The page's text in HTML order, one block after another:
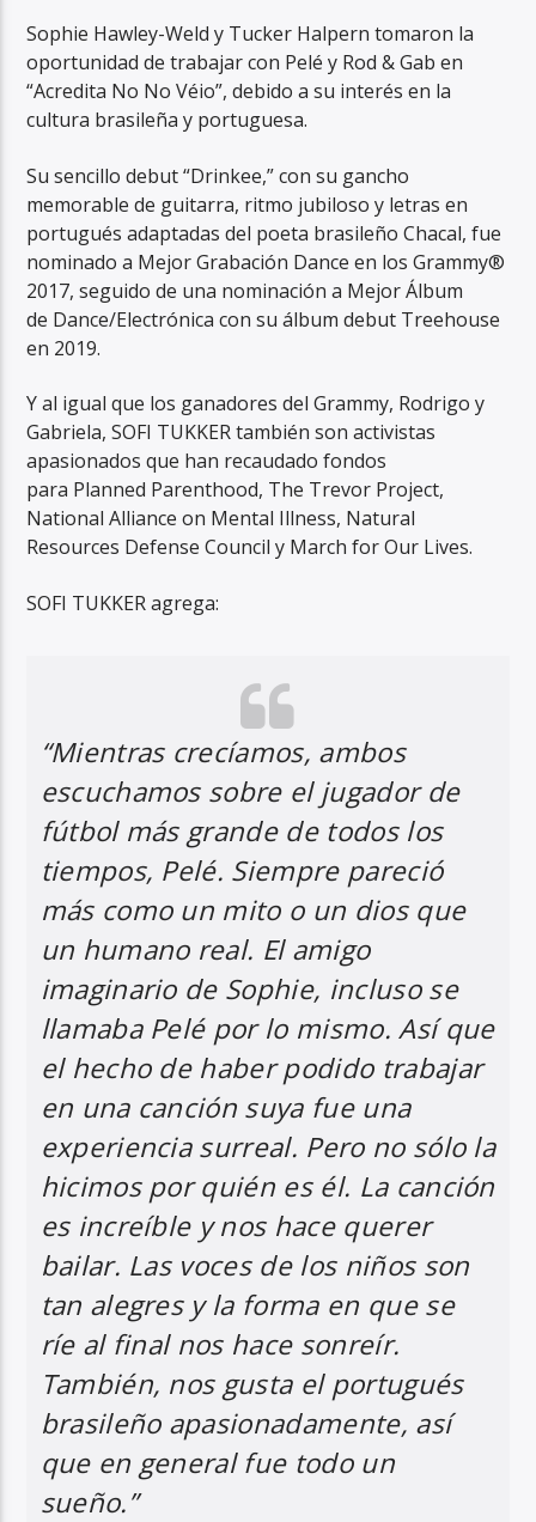
Sophie Hawley-Weld y Tucker Halpern tomaron la
oportunidad de trabajar con Pelé y Rod & Gab en
“Acredita No No Véio”, debido a su interés en la
cultura brasileña y portuguesa.
Su sencillo debut “Drinkee,” con su gancho
memorable de guitarra, ritmo jubiloso y letras en
portugués adaptadas del poeta brasileño Chacal, fue
nominado a Mejor Grabación Dance en los Grammy®
2017, seguido de una nominación a Mejor Álbum
de Dance/Electrónica con su álbum debut Treehouse
en 2019.
Y al igual que los ganadores del Grammy, Rodrigo y
Gabriela, SOFI TUKKER también son activistas
apasionados que han recaudado fondos
para Planned Parenthood, The Trevor Project,
National Alliance on Mental Illness, Natural
Resources Defense Council y March for Our Lives.
SOFI TUKKER agrega:
“Mientras crecíamos, ambos
escuchamos sobre el jugador de
fútbol más grande de todos los
tiempos, Pelé. Siempre pareció
más como un mito o un dios que
un humano real. El amigo
imaginario de Sophie, incluso se
llamaba Pelé por lo mismo. Así que
el hecho de haber podido trabajar
en una canción suya fue una
experiencia surreal. Pero no sólo la
hicimos por quién es él. La canción
es increíble y nos hace querer
bailar. Las voces de los niños son
tan alegres y la forma en que se
ríe al final nos hace sonreír.
También, nos gusta el portugués
brasileño apasionadamente, así
que en general fue todo un
sueño.”